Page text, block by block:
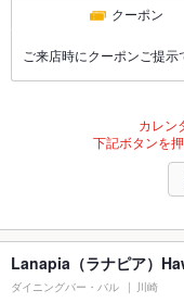
クーポン
ご来店時にクーポンご提示
カレン
下記ボタンを
Lanapia（ラナピア）
ダイニングバー・バル 川崎